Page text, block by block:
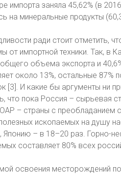
импорта заняла 45,62% (в
на минеральные продукты
ради стоит отметить,
от импортной техники. Так, в
общего объема экспорта и
около 13%, остальные 87%
[3]. И какие бы аргументы ни
что пока Россия – сырьевая
– страны с преобладанием
ископаемых на душу
Японию – в 18–20 раз. Горно-
составляет 80% всех
освоения месторождений